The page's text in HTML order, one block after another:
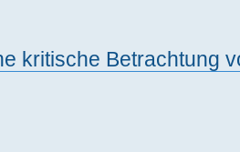
kritische Betrachtung